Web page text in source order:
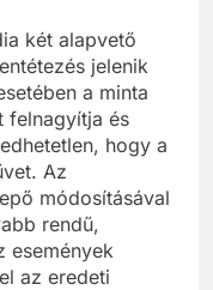
két alapvető
jelenik
a minta
felnagyítja és
hogy a
Az
módosításával
rendű,
események
az eredeti